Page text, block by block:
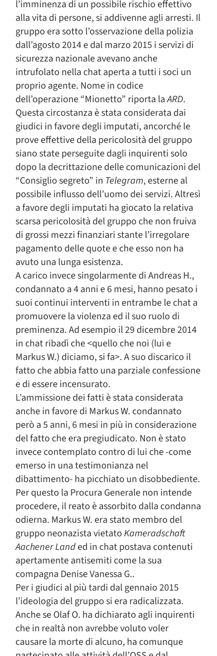
l’imminenza di un possibile rischio effettivo
alla vita di persone, si addivenne agli arresti. Il
gruppo era sotto l’osservazione della polizia
dall’agosto 2014 e dal marzo 2015 i servizi di
sicurezza nazionale avevano anche
intrufolato nella chat aperta a tutti i soci un
proprio agente. Nome in codice
dell’operazione “Mionetto” riporta laARD.
Questa circostanza è stata considerata dai
giudici in favore degli imputati, ancorché le
prove effettive della pericolosità del gruppo
siano state perseguite dagli inquirenti solo
dopo la decrittazione delle comunicazioni del
“Consiglio segreto” in Telegram, esterne al
possibile influsso dell’uomo dei servizi. Altresì
a favore degli imputati ha giocato la relativa
scarsa pericolosità del gruppo che non fruiva
di grossi mezzi finanziari stante l’irregolare
pagamento delle quote e che esso non ha
avuto una lunga esistenza.
A carico invece singolarmente di Andreas H.,
condannato a 4 anni e 6 mesi, hanno pesato i
suoi continui interventi in entrambe le chat a
promuovere la violenza ed il suo ruolo di
preminenza. Ad esempio il 29 dicembre 2014
in chat ribadì che <quello che noi (lui e
Markus W.) diciamo, si fa>. A suo discarico il
fatto che abbia fatto una parziale confessione
e di essere incensurato.
L’ammissione dei fatti è stata considerata
anche in favore di Markus W. condannato
però a 5 anni, 6 mesi in più in considerazione
del fatto che era pregiudicato. Non è stato
invece contemplato contro di lui che -come
emerso in una testimonianza nel
dibattimento- ha picchiato un disobbediente.
Per questo la Procura Generale non intende
procedere, il reato è assorbito dalla condanna
odierna. Markus W. era stato membro del
gruppo neonazista vietatoKameradschaft
Aachener Landed in chat postava contenuti
apertamente antisemiti come la sua
compagna Denise Vanessa G..
Per i giudici al più tardi dal gennaio 2015
l’ideologia del gruppo si era radicalizzata.
Anche se Olaf O. ha dichiarato agli inquirenti
che in realtà non avrebbe voluto voler
causare la morte di alcuno, ha comunque